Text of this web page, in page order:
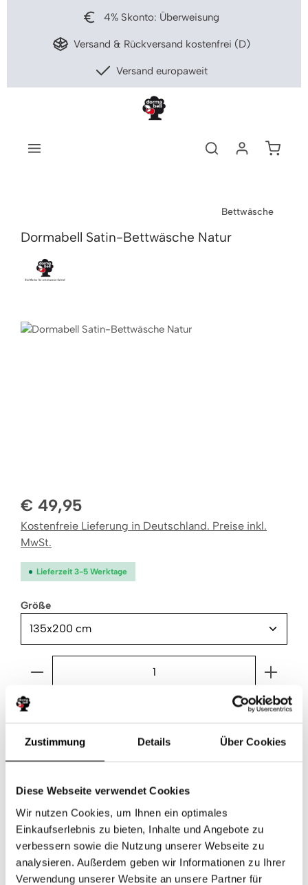
Zustimmung Details Über Cookies
Diese Webseite verwendet Cookies
Wir nutzen Cookies, um Ihnen ein optimales
Einkaufserlebnis zu bieten, Inhalte und Angebote zu
verbessern sowie die Nutzung unserer Webseite zu
analysieren. Außerdem geben wir Informationen zu Ihrer
Verwendung unserer Website an unsere Partner für
4% Skonto: Überweisung
Versand & Rückversand kostenfrei (D)
Versand europaweit
Bettwäsche
Dormabell Satin-Bettwäsche Natur
Bildergalerie überspringen
€ 49,95
Kostenfreie Lieferung in Deutschland. Preise inkl.
MwSt.
Lieferzeit 3-5 Werktage
Größeauswählen
Produkt Anzahl: Gib den gewünschten Wert ein
Beschreibung
Bei diesem Artikel handelt es sich nur um den Bettbezug
ohne Kissenbezug (Produktbild abweichend). Sie
möchten den farblich…
Mehr